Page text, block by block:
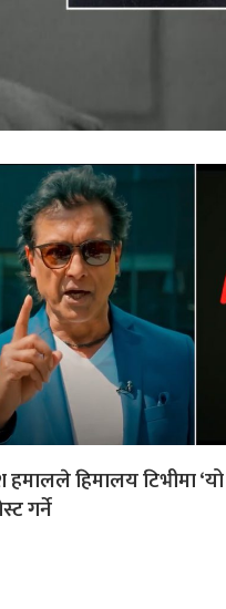
हिमालय टिभीमा
गर्ने